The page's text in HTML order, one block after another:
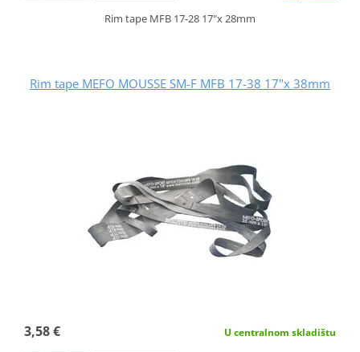
Rim tape MFB 17-28 17"x 28mm
Rim tape MEFO MOUSSE SM-F MFB 17-38 17"x 38mm
3,58 € U centralnom skladištu